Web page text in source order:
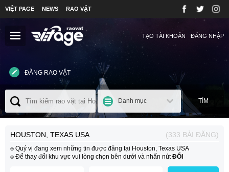
VIỆT PAGE NEWS RAO VẶT
ĐĂNG NHẬP
TẠO TÀI KHOẢN
ĐĂNG RAO VẶT
Danh mục TÌM
HOUSTON, TEXAS USA (333 BÀI ĐĂNG)
⍟ Quý vị đang xem những tin được đăng tại Houston, Texas USA
⍟ Để thay đổi khu vực vui lòng chọn bên dưới và nhấn nútĐỔI